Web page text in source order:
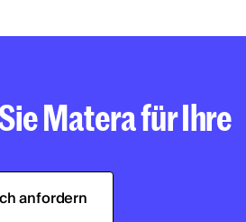
Matera für Ihre
anfordern